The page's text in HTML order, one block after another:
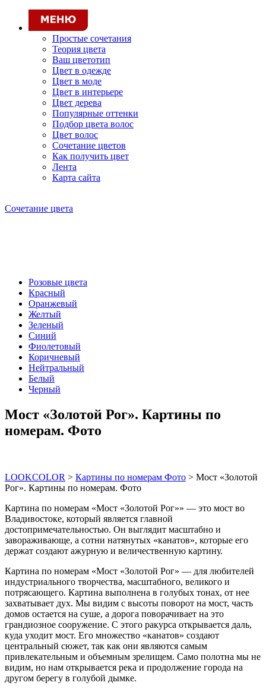
Простые сочетания
Теория цвета
Ваш цветотип
Цвет в одежде
Цвет в моде
Цвет в интерьере
Цвет дерева
Популярные оттенки
Подбор цвета волос
Цвет волос
Сочетание цветов
Как получить цвет
Лента
Карта сайта
Сочетание цвета
Розовые цвета
Красный
Оранжевый
Желтый
Зеленый
Синий
Фиолетовый
Коричневый
Нейтральный
Белый
Черный
Мост «Золотой Рог». Картины по
номерам. Фото
LOOKCOLOR > Картины по номерам Фото > Мост «Золотой
Рог». Картины по номерам. Фото
Картина по номерам «Мост «Золотой Рог»» — это мост во
Владивостоке, который является главной
достопримечательностью. Он выглядит масштабно и
завораживающе, а сотни натянутых «канатов», которые его
держат создают ажурную и величественную картину.
Картина по номерам «Мост «Золотой Рог» — для любителей
индустриального творчества, масштабного, великого и
потрясающего. Картина выполнена в голубых тонах, от нее
захватывает дух. Мы видим с высоты поворот на мост, часть
домов остается на суше, а дорога поворачивает на это
грандиозное сооружение. С этого ракурса открывается даль,
куда уходит мост. Его множество «канатов» создают
центральный сюжет, так как они являются самым
привлекательным и объемным зрелищем. Само полотна мы не
видим, но нам открывается река и продолжение города на
другом берегу в голубой дымке.